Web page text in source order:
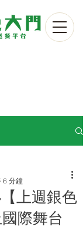
上週銀色
際舞台
6 分鐘